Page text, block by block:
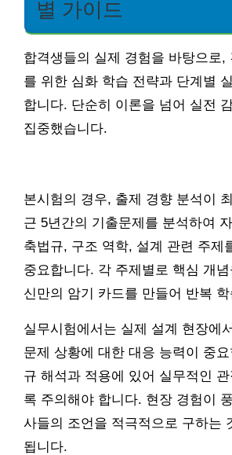
별 가이드
합격생들의 실제 경험을 바탕으로,
를 위한 심화 학습 전략과 단계별
합니다. 단순히 이론을 넘어 실전
집중했습니다.
본시험의 경우, 출제 경향 분석이
근 5년간의 기출문제를 분석하여
축법규, 구조 역학, 설계 관련 주제
중요합니다. 각 주제별로 핵심 개
신만의 암기 카드를 만들어 반복
실무시험에서는 실제 설계 현장에
문제 상황에 대한 대응 능력이 중
규 해석과 적용에 있어 실무적인
록 주의해야 합니다. 현장 경험이
사들의 조언을 적극적으로 구하는
됩니다.